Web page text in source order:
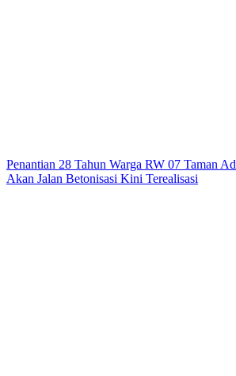
Penantian 28 Tahun Warga RW 07 Taman
Akan Jalan Betonisasi Kini Terealisasi